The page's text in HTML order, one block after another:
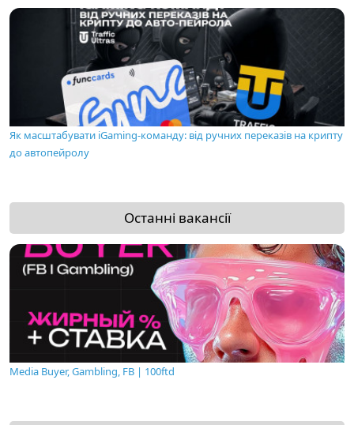
Як масштабувати iGaming-команду: від ручних переказів на крипту
до автопейролу
Останні вакансії
Media Buyer, Gambling, FB | 100ftd